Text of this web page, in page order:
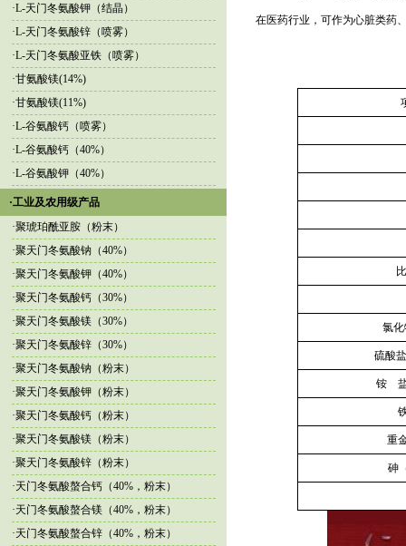
·L-天门冬氨酸钾（结晶）
·L-天门冬氨酸锌（喷雾）
·L-天门冬氨酸亚铁（喷雾）
·甘氨酸镁(14%)
·甘氨酸镁(11%)
·L-谷氨酸钙（喷雾）
·L-谷氨酸钙（40%）
·L-谷氨酸钾（40%）
·工业及农用级产品
·聚琥珀酰亚胺（粉末）
·聚天门冬氨酸钠（40%）
·聚天门冬氨酸钾（40%）
·聚天门冬氨酸钙（30%）
·聚天门冬氨酸镁（30%）
·聚天门冬氨酸锌（30%）
·聚天门冬氨酸钠（粉末）
·聚天门冬氨酸钾（粉末）
·聚天门冬氨酸钙（粉末）
·聚天门冬氨酸镁（粉末）
·聚天门冬氨酸锌（粉末）
·天门冬氨酸螯合钙（40%，粉末）
·天门冬氨酸螯合镁（40%，粉末）
·天门冬氨酸螯合锌（40%，粉末）
在医药行业，可作为心脏类药
氯化
硫酸
铵 盐
重
砷